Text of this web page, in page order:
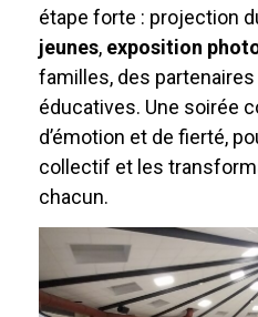
étape forte : projection
jeunes, exposition
familles, des
éducatives. Une soirée
d’émotion et de fierté,
collectif et les
chacun.